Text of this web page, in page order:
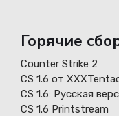
Горячие
Counter Strike 2
CS 1.6 от
СS 1.6: Русская
CS 1.6 Printstream